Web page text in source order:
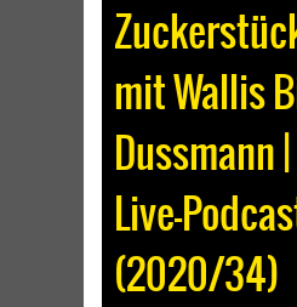
mit Wallis
Dussmann
Live-
(2020/34)